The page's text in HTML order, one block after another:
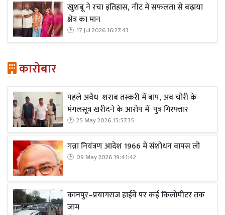
खुशबू ने रचा इतिहास, नीट में सफलता से बढ़ाया
क्षेत्र का मान
17 Jul 2026 16:27:43
कारोबार
पहले अवैध शराब तस्करी में बाप, अब चोरी के
मंगलसूत्र खरीदने के आरोप में पुत्र गिरफ्तार
25 May 2026 15:57:35
गन्ना नियंत्रण आदेश 1966 में संशोधन वापस लो
09 May 2026 19:41:42
कानपुर–प्रयागराज हाईवे पर कई किलोमीटर तक
जाम